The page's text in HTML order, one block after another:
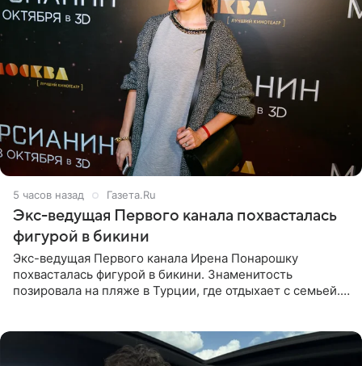
5 часов назад Газета.Ru
Экс-ведущая Первого канала похвасталась
фигурой в бикини
Экс-ведущая Первого канала Ирена Понарошку
похвасталась фигурой в бикини. Знаменитость
позировала на пляже в Турции, где отдыхает с семьей.